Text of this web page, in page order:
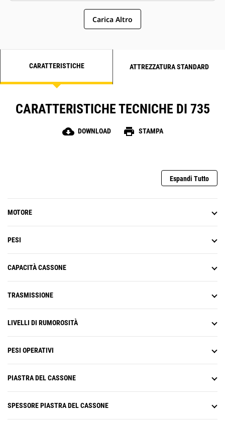
Carica Altro
CARATTERISTICHE ATTREZZATURA STANDARD
CARATTERISTICHE TECNICHE DI 735
cloud_download DOWNLOAD print STAMPA
Espandi Tutto
MOTORE
PESI
CAPACITÀ CASSONE
TRASMISSIONE
LIVELLI DI RUMOROSITÀ
PESI OPERATIVI
PIASTRA DEL CASSONE
SPESSORE PIASTRA DEL CASSONE